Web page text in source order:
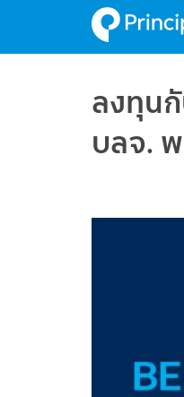
main
ลงทุน
บลจ.